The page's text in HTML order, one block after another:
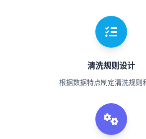
清洗规则设计
根据数据特点制定清洗规则